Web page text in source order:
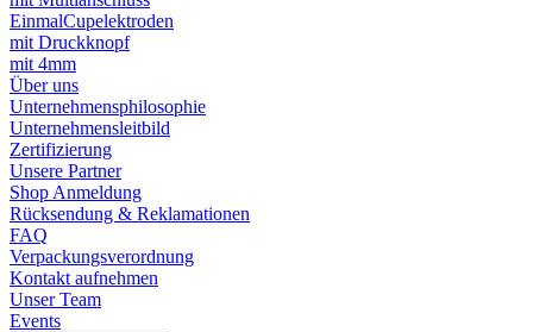
EinmalCupelektroden
mit Druckknopf
mit 4mm
Über uns
Unternehmensphilosophie
Unternehmensleitbild
Zertifizierung
Unsere Partner
Shop Anmeldung
Rücksendung & Reklamationen
FAQ
Verpackungsverordnung
Kontakt aufnehmen
Unser Team
Events